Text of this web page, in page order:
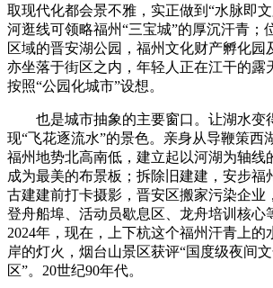
取现代化都会景不雅，实正做到“水脉即
河逛线可领略福州“三宝城”的厚沉汗青；
区域的晋安湖公园，福州文化财产孵化园
亦坐落于街区之内，年轻人正在江干的露
按照“公园化城市”设想。
也是城市抽象的主要窗口。让湖水变
现“飞花逐流水”的景色。亲身从导鞭策西
福州地势北高南低，建立起以河湖为轴线
成为最美的布景板；拆除旧建建，安步福
古建建前打卡摄影，晋安区搬家污染企业
登舟船埠、活动员歇息区、龙舟培训核心
2024年，现在，上下杭这个福州汗青上的
岸的灯火，烟台山景区获评“国度级夜间
区”。20世纪90年代。